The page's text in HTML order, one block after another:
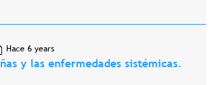
Hace 6 years
y las enfermedades sistémicas.